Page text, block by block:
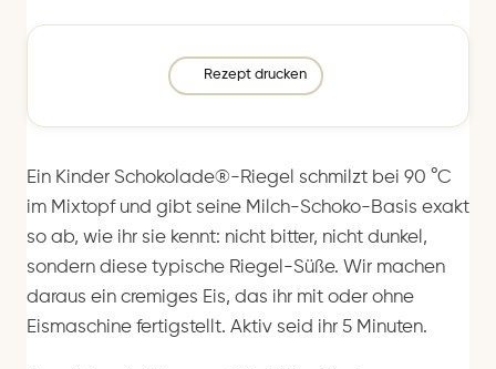
Rezept drucken
Ein Kinder Schokolade®-Riegel schmilzt bei 90 °C
im Mixtopf und gibt seine Milch-Schoko-Basis exakt
so ab, wie ihr sie kennt: nicht bitter, nicht dunkel,
sondern diese typische Riegel-Süße. Wir machen
daraus ein cremiges Eis, das ihr mit oder ohne
Eismaschine fertigstellt. Aktiv seid ihr 5 Minuten.